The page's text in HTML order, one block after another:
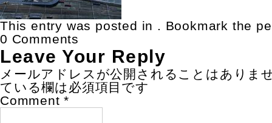
This entry was posted in . Bookmark the
0 Comments
Leave Your Reply
メールアドレスが公開されることはありま
ている欄は必須項目です
Comment *